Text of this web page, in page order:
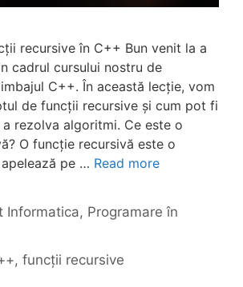
recursive în C++ Bun venit la a
cadrul cursului nostru de
C++. În această lecție, vom
de funcții recursive și cum pot fi
rezolva algoritmi. Ce este o
O funcție recursivă este o
pe … Read more
Informatica, Programare în
,funcții recursive